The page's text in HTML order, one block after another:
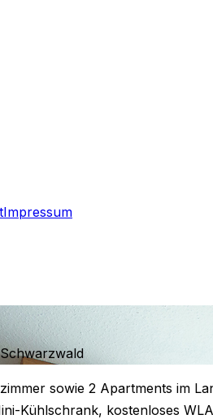
Impressum
sowie 2 Apartments im
Kühlschrank, kostenloses